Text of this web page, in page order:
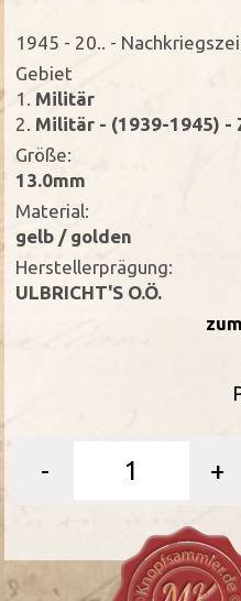
1945 - 20.. -
Gebiet
1.
Militär
2. Militär - (1939-1945) -
Größe:
13.0mm
Material:
gelb / golden
Herstellerprägung:
ULBRICHT'S O.Ö.
- +